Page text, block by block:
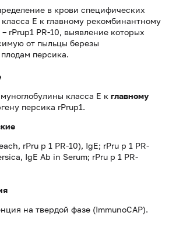
в крови специфических
E к главному рекомбинантному
rPrup1 PR-10, выявление которых
от пыльцы березы
персика.
класса Е к главному
персика rPrup1.
rPru p 1 PR-10), IgE; rPru p 1 PR-
IgE Ab in Serum; rPru p 1 PR-
на твердой фазе (ImmunoCAP).